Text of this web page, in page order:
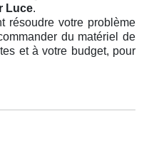
Luce.
résoudre votre problème
du matériel de
et à votre budget, pour